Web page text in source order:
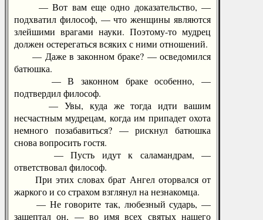
— Вот вам еще одно доказательство, —
подхватил философ, — что женщины являются
злейшими врагами науки. Поэтому-то мудрец
должен остерегаться всяких с ними отношений.
— Даже в законном браке? — осведомился
батюшка.
— В законном браке особенно, —
подтвердил философ.
— Увы, куда же тогда идти вашим
несчастным мудрецам, когда им припадет охота
немного позабавиться? — рискнул батюшка
снова вопросить гостя.
— Пусть идут к саламандрам, —
ответствовал философ.
При этих словах брат Ангел оторвался от
жаркого и со страхом взглянул на незнакомца.
— Не говорите так, любезный сударь, —
зашептал он, — во имя всех святых нашего